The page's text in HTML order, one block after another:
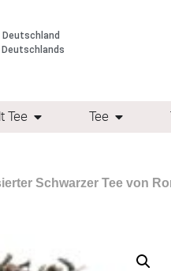
Deutschland
Tee Tee
Schwarzer Tee von